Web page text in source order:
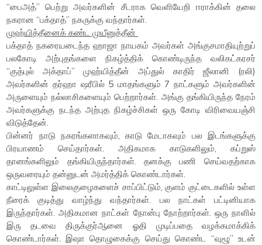
“பைஅத்” பெற்று அவர்களின் சீடராக வெளியேறி ஈராக்கின் தலை
நகரான “பக்தாத்” நகருக்கு வந்தார்கள்.
முஹ்யித்தீனைக் கண்ட முயீனுத்தீன்
பக்தாத் நகரையடைந்த ஹாஜா நாயகம் அவர்கள் அங்குசமாதியுற்றுப்
பலகோடி அற்புதங்களை நிகழ்த்திக் கொண்டிருந்த வலிகட்கரசர்
“குத்புல் அக்தாப்” முஹ்யித்தீன் அப்துல் காதிர் ஜீலானி (ரலி)
அவர்களின் தர்ஹா ஷரீபில் 5 மாதங்களும் 7 நாட்களும் அவர்களின்
அருளையும் நல்லாசிகளையும் பெற்றார்கள். அங்கு தங்கியிருந்த நேரம்
அவர்களுக்கு நடந்த அற்புத நிகழ்ச்சிகள் ஒரு கோடி விரிவையஞ்சி
விடுத்தேன்.
பின்னர் நாடு நகரங்களாகவும், காடு மேடாகவும் பல இடங்களுக்கு
பிரயாணம் செய்தார்கள். அதிகமாக காடுகளிலும், கப்றுஸ்
தானங்களிலும் தங்கியிருந்தார்கள். தனக்கு பணி செய்வதற்காக
ஒருவரையும் தன்னுடன் அமர்த்திக் கொண்டார்கள்.
காட்டிலுள்ள இலைகுழைகளைச் சாப்பிட்டும், குளம் குட்டைகளில் உள்ள
நீரைக் குடித்து வாழ்ந்து வந்தார்கள். பல நாட்கள் பட்டினியாக
இருந்தார்கள். அதிகமான நாட்கள் நோன்பு நோற்றார்கள். ஒரு நாளில்
இரு தடவை திருக்குர்ஆனை ஓதி முடிப்பதை வழக்கமாக்கிக்
கொண்டார்கள். இஷா தொழுகைக்கு செய்து கொண்ட “வுழூ” உடன்